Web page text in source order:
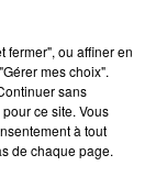
de notre
vie pour ce
fermer", ou affiner en
mes choix".
sans
ce site. Vous
à tout
de chaque page.